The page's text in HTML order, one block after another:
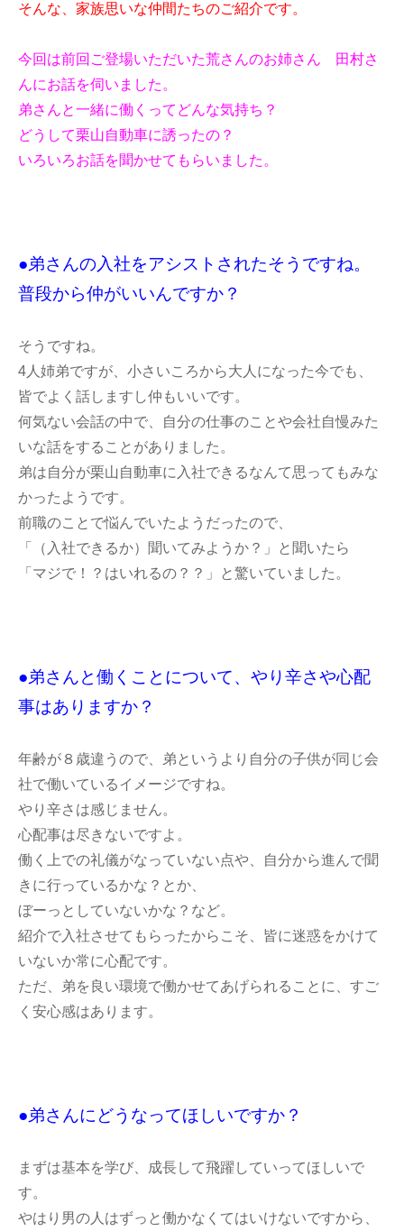
そんな、家族思いな仲間たちのご紹介です。
今回は前回ご登場いただいた荒さんのお姉さん 田村さ
んにお話を伺いました。
弟さんと一緒に働くってどんな気持ち？
どうして栗山自動車に誘ったの？
いろいろお話を聞かせてもらいました。
●弟さんの入社をアシストされたそうですね。
普段から仲がいいんですか？
そうですね。
4人姉弟ですが、小さいころから大人になった今でも、
皆でよく話しますし仲もいいです。
何気ない会話の中で、自分の仕事のことや会社自慢みた
いな話をすることがありました。
弟は自分が栗山自動車に入社できるなんて思ってもみな
かったようです。
前職のことで悩んでいたようだったので、
「（入社できるか）聞いてみようか？」と聞いたら
「マジで！？はいれるの？？」と驚いていました。
●弟さんと働くことについて、やり辛さや心配
事はありますか？
年齢が８歳違うので、弟というより自分の子供が同じ会
社で働いているイメージですね。
やり辛さは感じません。
心配事は尽きないですよ。
働く上での礼儀がなっていない点や、自分から進んで聞
きに行っているかな？とか、
ぼーっとしていないかな？など。
紹介で入社させてもらったからこそ、皆に迷惑をかけて
いないか常に心配です。
ただ、弟を良い環境で働かせてあげられることに、すご
く安心感はあります。
●弟さんにどうなってほしいですか？
まずは基本を学び、成長して飛躍していってほしいで
す。
やはり男の人はずっと働かなくてはいけないですから、